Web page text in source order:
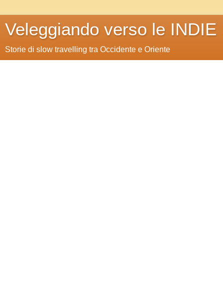
Veleggiando verso le INDIE
Storie di slow travelling tra Occidente e Oriente